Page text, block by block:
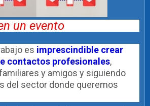
un evento
es imprescindible crear
contactos profesionales,
y amigos y siguiendo
del sector donde queremos